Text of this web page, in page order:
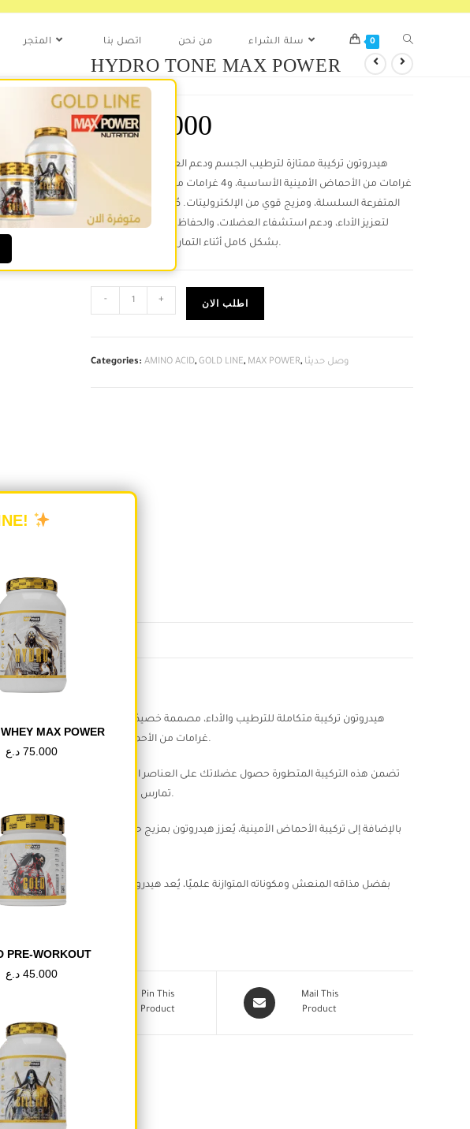
المتجر اتصل بنا من نحن سلة الشراء 0
HYDRO TONE MAX POWER
45.000 د.ع
غرامات من الأحماض الأمينية الأساسية، و4 غرامات من الأحماض الأمينية
المتفرعة السلسلة، ومزيج قوي من الإلكتروليتات. صُممت هذه التركيبة
لتعزيز الأداء، ودعم استشفاء العضلات، والحفاظ على ترطيب الجسم
بشكل كامل أثناء التمارين الرياضية المكثفة.
- + اطلب الان
Categories:AMINO ACID,GOLD LINE, MAX POWER, وصل حديثا
REVIEWS (0)
غرامات من الأحماض الأمينية الأساسية وجميع الاملاح والمعادن ، والحد من تكسير العضلات، وتسريع عملية الاستشفاء.
تضمن هذه التركيبة المتطورة حصول عضلاتك على العناصر الأساسية اللازمة للنمو
تمارس تمارين رياضية مكثفة أو تحافظ على نمط حياة نشط، يدعم هيدروتون الأداء الأمثل للعضلات في كل خطوة.
بالإضافة إلى تركيبة الأحماض الأمينية، يُعزز هيدروتون بمزيج حيوي من الإلكتروليتات
بفضل مذاقه المنعش ومكوناته المتوازنة علميًا، يُعد هيدروتون الحل الأمثل للترطيب
Pin This
Product
Mail This
Product
MAX POWER
75.000 د.ع
PRE-WORKOUT
45.000 د.ع